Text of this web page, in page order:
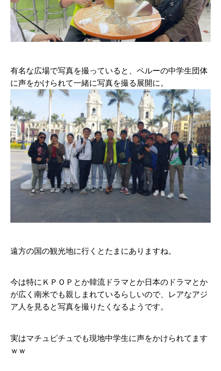
有名な広場で写真を撮っていると、ペルーの中学生団体
に声をかけられて一緒に写真を撮る展開に。
遠方の国の観光地に行くとたまにありますね。
今は特にＫＰＯＰとか韓流ドラマとか日本のドラマとか
が広く南米でも親しまれているらしいので、レアなアジ
ア人を見ると写真を撮りたくなるようです。
実はマチュピチュでも現地中学生に声をかけられてます
ｗｗ